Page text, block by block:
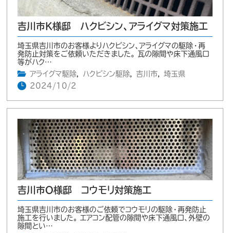
吉川市K様邸 ハクビシン、アライグマ対策施工
埼玉県吉川市のお客様よりハクビシン、アライグマの駆除・再
発防止対策をご依頼いただきました。 瓦の隙間や床下通風口
等がハク…
アライグマ駆除
ハクビシン駆除 吉川市
埼玉県
2024/10/2
吉川市O様邸 コウモリ対策施工
埼玉県吉川市のお客様のご依頼でコウモリの駆除・再発防止
施工を行いました。 エアコン配管の隙間や床下通風口、外壁の
隙間とい…